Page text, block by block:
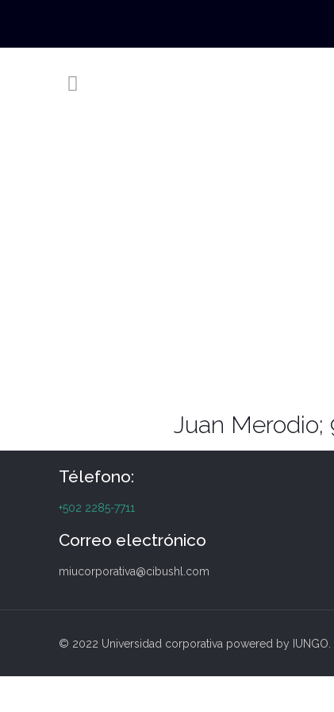
Juan
Télefono:
+502 2285-7711
Correo electrónico
miucorporativa@cibushl.com
© 2022 Universidad corporativa powered by IUNGO.